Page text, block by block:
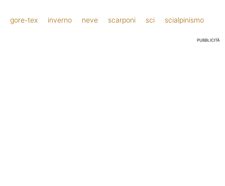
gore-tex inverno neve scarponi sci scialpinismo
PUBBLICITÀ